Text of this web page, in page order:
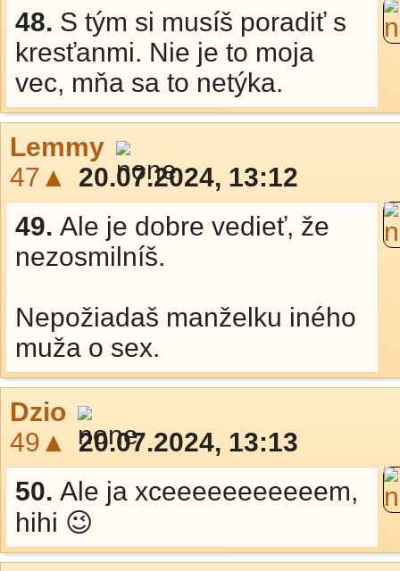
48. S tým si musíš poradiť s
kresťanmi. Nie je to moja
vec, mňa sa to netýka.
Lemmy
47▲
20.07.2024, 13:12
49. Ale je dobre vedieť, že
nezosmilníš.
Nepožiadaš manželku iného
muža o sex.
Dzio
49▲
20.07.2024, 13:13
50. Ale ja xceeeeeeeeeeem,
hihi 😉